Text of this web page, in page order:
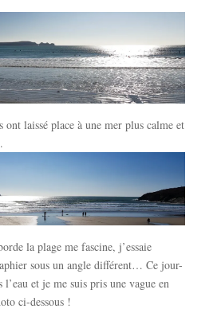
ont laissé place à une mer plus calme et
la plage me fascine, j’essaie
sous un angle différent… Ce jour-
et je me suis pris une vague en
ci-dessous !